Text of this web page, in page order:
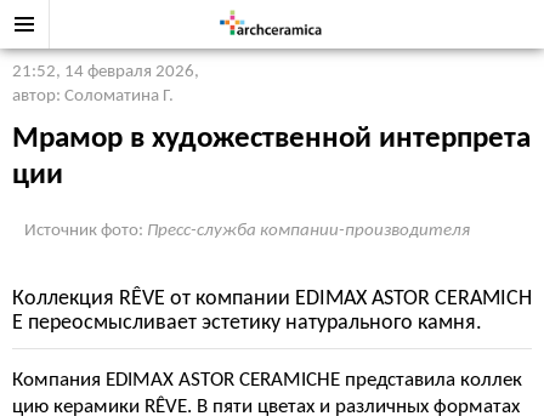
21:52, 14 февраля 2026,
автор: Соломатина Г.
Мрамор в художественной интерпрета
ции
Источник фото: Пресс-служба компании-производителя
Коллекция RÊVE от компании EDIMAX ASTOR CERAMICH
E переосмысливает эстетику натурального камня.
Компания EDIMAX ASTOR CERAMICHE представила коллек
цию керамики RÊVE. В пяти цветах и различных форматах